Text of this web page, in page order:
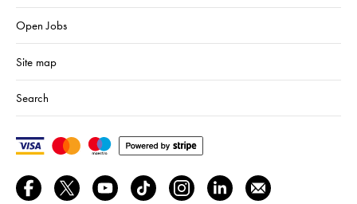
Open Jobs
Site map
Search